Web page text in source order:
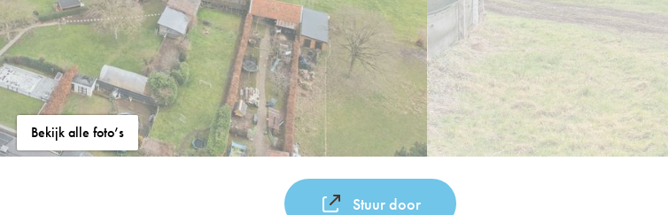
Bekijk alle foto’s
Stuur door